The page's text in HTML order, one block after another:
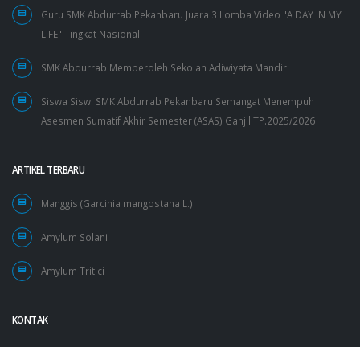
Guru SMK Abdurrab Pekanbaru Juara 3 Lomba Video "A DAY IN MY
LIFE" Tingkat Nasional
SMK Abdurrab Memperoleh Sekolah Adiwiyata Mandiri
Siswa Siswi SMK Abdurrab Pekanbaru Semangat Menempuh
Asesmen Sumatif Akhir Semester (ASAS) Ganjil TP.2025/2026
ARTIKEL TERBARU
Manggis (Garcinia mangostana L.)
Amylum Solani
Amylum Tritici
KONTAK